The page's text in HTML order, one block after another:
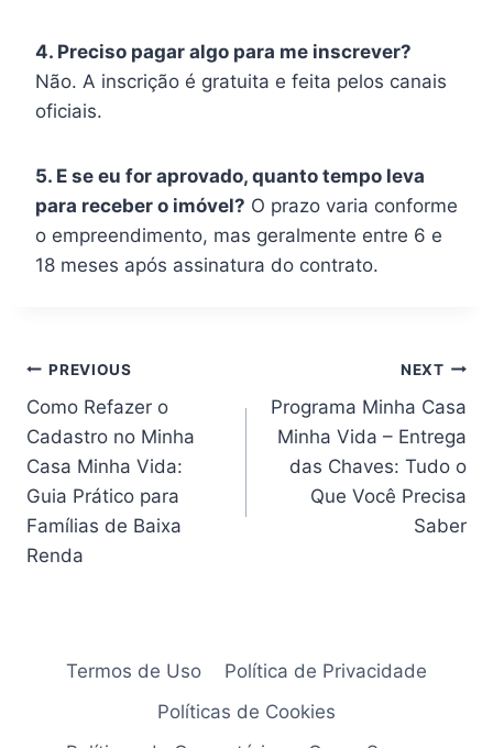
4. Preciso pagar algo para me inscrever?
Não. A inscrição é gratuita e feita pelos canais
oficiais.
5. E se eu for aprovado, quanto tempo leva
para receber o imóvel? O prazo varia conforme
o empreendimento, mas geralmente entre 6 e
18 meses após assinatura do contrato.
Navegação
de
artigos
PREVIOUS
Como Refazer o
Cadastro no Minha
Casa Minha Vida:
Guia Prático para
Famílias de Baixa
Renda
NEXT
Programa Minha Casa
Minha Vida – Entrega
das Chaves: Tudo o
Que Você Precisa
Saber
Termos de Uso
Política de Privacidade
Políticas de Cookies